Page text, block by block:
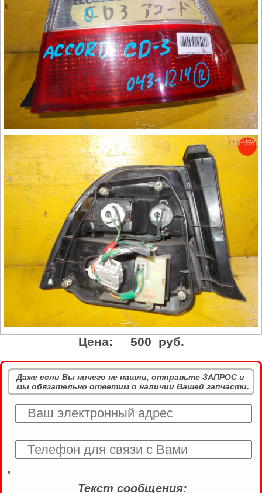
Цена: 500 руб.
Даже если Вы ничего не нашли, отправьте ЗАПРОС и
мы обязательно ответим о наличии Вашей запчасти.
'
Текст сообщения: